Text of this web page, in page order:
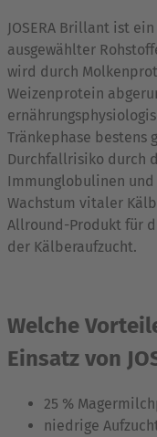
JOSERA Brillant ist
ausgewählter
wird durch
Weizenprotein
Tränkephase bestens
Durchfallrisiko durch
Immunglobulinen
Wachstum vitaler
Allround-Produkt für
der Kälberaufzucht.
Welche
Einsatz von
25 %
niedrige